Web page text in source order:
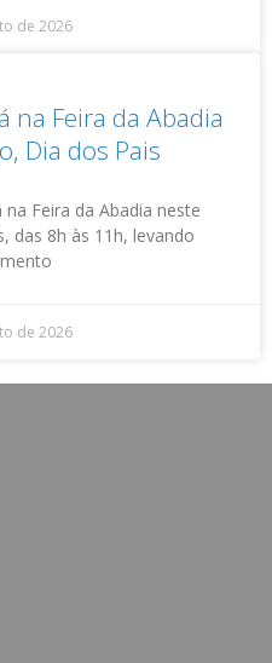
de 2026
na Feira da Abadia
Dia dos Pais
Feira da Abadia neste
das 8h às 11h, levando
de 2026